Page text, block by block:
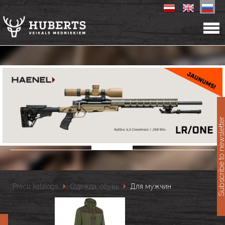
Preču katalogs Одежда, обувь Для мужчин Subscribe